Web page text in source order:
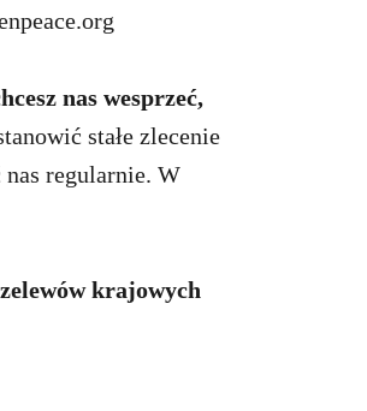
nas wesprzeć,
stałe zlecenie
regularnie. W
krajowych